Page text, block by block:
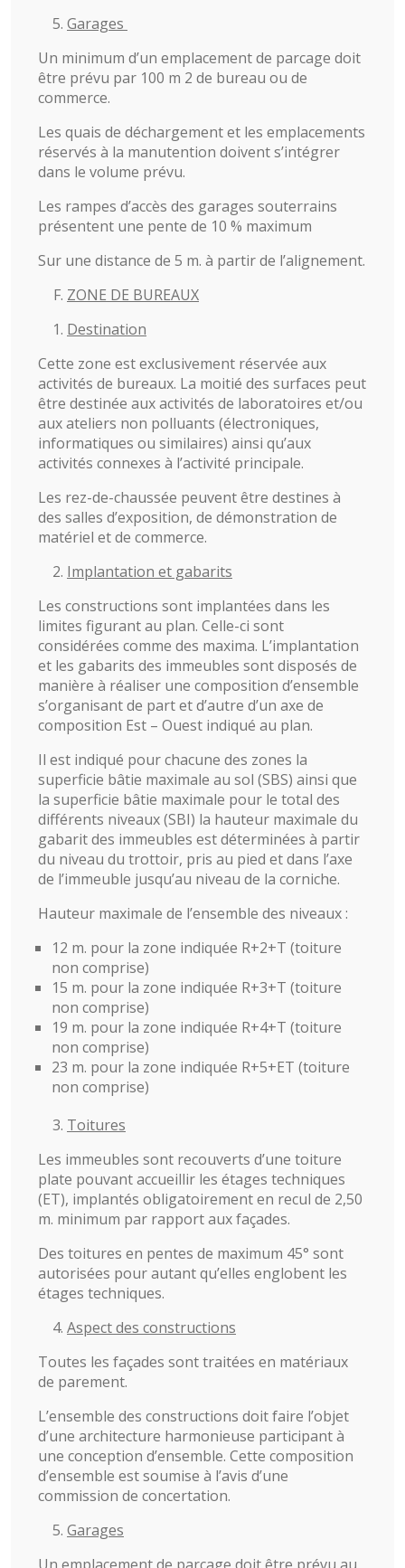
Garages
Un minimum d’un emplacement de parcage doit
être prévu par 100 m 2 de bureau ou de
commerce.
Les quais de déchargement et les emplacements
réservés à la manutention doivent s’intégrer
dans le volume prévu.
Les rampes d’accès des garages souterrains
présentent une pente de 10 % maximum
Sur une distance de 5 m. à partir de l’alignement.
ZONE DE BUREAUX
Destination
Cette zone est exclusivement réservée aux
activités de bureaux. La moitié des surfaces peut
être destinée aux activités de laboratoires et/ou
aux ateliers non polluants (électroniques,
informatiques ou similaires) ainsi qu’aux
activités connexes à l’activité principale.
Les rez-de-chaussée peuvent être destines à
des salles d’exposition, de démonstration de
matériel et de commerce.
Implantation et gabarits
Les constructions sont implantées dans les
limites figurant au plan. Celle-ci sont
considérées comme des maxima. L’implantation
et les gabarits des immeubles sont disposés de
manière à réaliser une composition d’ensemble
s’organisant de part et d’autre d’un axe de
composition Est – Ouest indiqué au plan.
Il est indiqué pour chacune des zones la
superficie bâtie maximale au sol (SBS) ainsi que
la superficie bâtie maximale pour le total des
différents niveaux (SBI) la hauteur maximale du
gabarit des immeubles est déterminées à partir
du niveau du trottoir, pris au pied et dans l’axe
de l’immeuble jusqu’au niveau de la corniche.
Hauteur maximale de l’ensemble des niveaux :
12 m. pour la zone indiquée R+2+T (toiture
non comprise)
15 m. pour la zone indiquée R+3+T (toiture
non comprise)
19 m. pour la zone indiquée R+4+T (toiture
non comprise)
23 m. pour la zone indiquée R+5+ET (toiture
non comprise)
Toitures
Les immeubles sont recouverts d’une toiture
plate pouvant accueillir les étages techniques
(ET), implantés obligatoirement en recul de 2,50
m. minimum par rapport aux façades.
Des toitures en pentes de maximum 45° sont
autorisées pour autant qu’elles englobent les
étages techniques.
Aspect des constructions
Toutes les façades sont traitées en matériaux
de parement.
L’ensemble des constructions doit faire l’objet
d’une architecture harmonieuse participant à
une conception d’ensemble. Cette composition
d’ensemble est soumise à l’avis d’une
commission de concertation.
Garages